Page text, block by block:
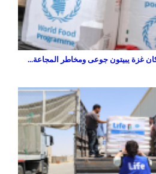
غزة يبيتون جوعى ومخاطر المجاعة...